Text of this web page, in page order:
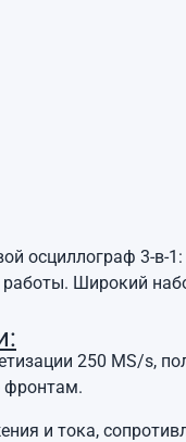
осциллограф 3-в-
Широкий
250 MS/s,
фронтам.
и тока,